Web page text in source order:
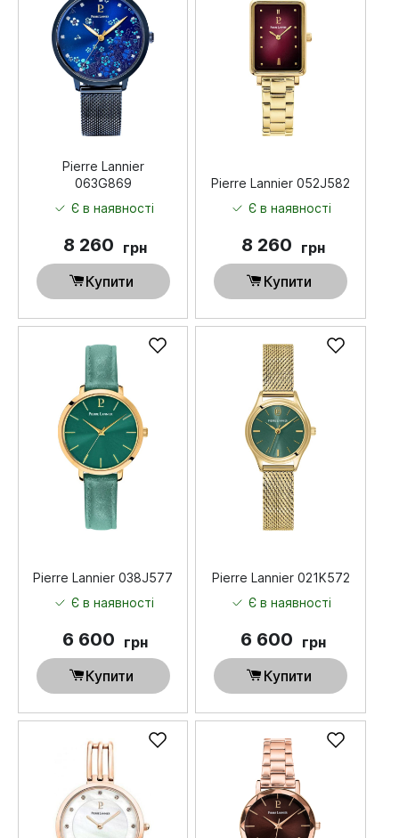
Pierre Lannier
063G869
Є в наявності
8 260 грн
Купити
Pierre Lannier 052J582
Є в наявності
8 260 грн
Купити
Pierre Lannier 038J577
Є в наявності
6 600 грн
Купити
Pierre Lannier 021K572
Є в наявності
6 600 грн
Купити